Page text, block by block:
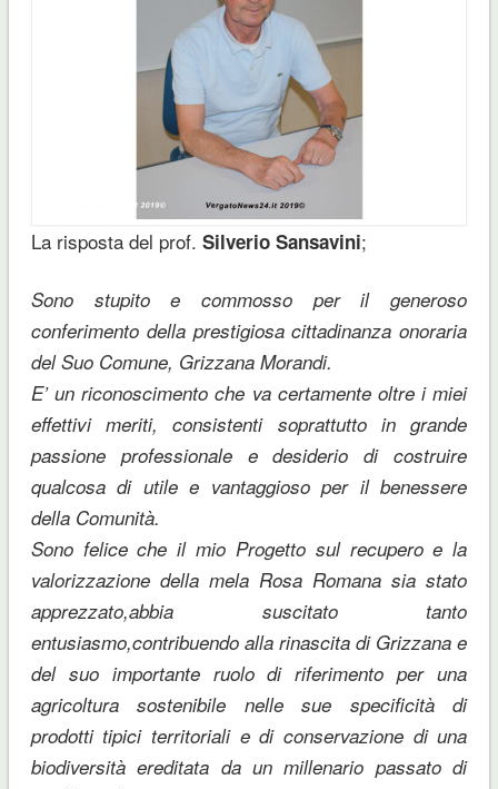
La risposta del prof. Silverio Sansavini;
Sono stupito e commosso per il generoso
conferimento della prestigiosa cittadinanza onoraria
del Suo Comune, Grizzana Morandi.
E’ un riconoscimento che va certamente oltre i miei
effettivi meriti, consistenti soprattutto in grande
passione professionale e desiderio di costruire
qualcosa di utile e vantaggioso per il benessere
della Comunità.
Sono felice che il mio Progetto sul recupero e la
valorizzazione della mela Rosa Romana sia stato
apprezzato,abbia suscitato tanto
entusiasmo,contribuendo alla rinascita di Grizzana e
del suo importante ruolo di riferimento per una
agricoltura sostenibile nelle sue specificità di
prodotti tipici territoriali e di conservazione di una
biodiversità ereditata da un millenario passato di